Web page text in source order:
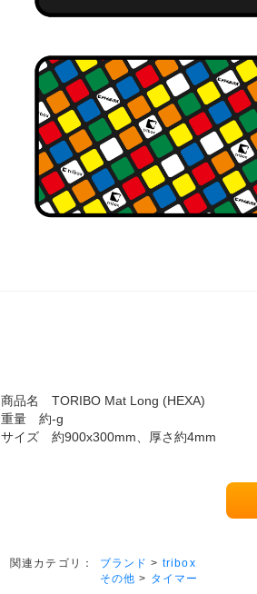
商品名 TORIBO Mat Long (HEXA)
重量 約-g
サイズ 約900x300mm、厚さ約4mm
関連カテゴリ： ブランド > tribox
その他 > タイマー